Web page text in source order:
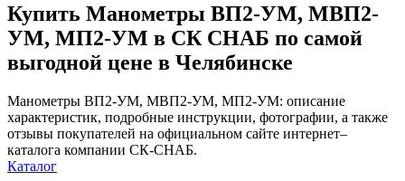
Купить Манометры ВП2-УМ, МВП2-
УМ, МП2-УМ в СК СНАБ по самой
выгодной цене в Челябинске
Манометры ВП2-УМ, МВП2-УМ, МП2-УМ: описание
характеристик, подробные инструкции, фотографии, а также
отзывы покупателей на официальном сайте интернет–
каталога компании СК-СНАБ.
Каталог